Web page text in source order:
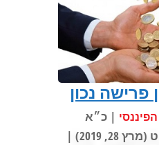
פרישה נכון
| כ״א
2019) |